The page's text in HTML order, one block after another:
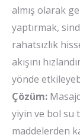
almış olarak
yaptırmak,
rahatsızlık
akışını
yönde
Çözüm:
yiyin ve bol su
maddelerden